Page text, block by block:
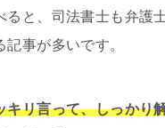
ると、司法書士も弁護
記事が多いです。
キリ言って、しっかり